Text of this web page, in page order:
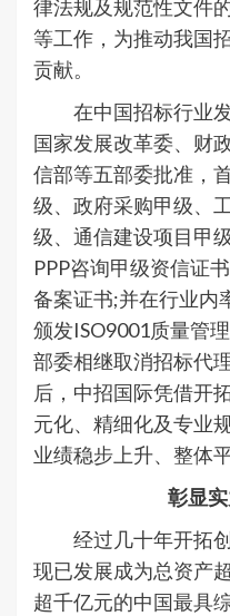
律法规及规范性文件
等工作，为推动我国
贡献。
在中国招标行业发
国家发展改革委、财
信部等五部委批准，
级、政府采购甲级、
级、通信建设项目甲
PPP咨询甲级资信证
备案证书;并在行业内
颁发ISO9001质量管
部委相继取消招标代
后，中招国际凭借开
元化、精细化及专业
业绩稳步上升、整体
彰显实
经过几十年开拓创
现已发展成为总资产
超千亿元的中国最具